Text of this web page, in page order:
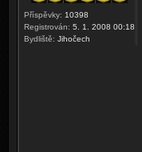
Příspěvky: 10398
Registrován: 5. 1. 2008 00:18
Bydliště: Jihočech